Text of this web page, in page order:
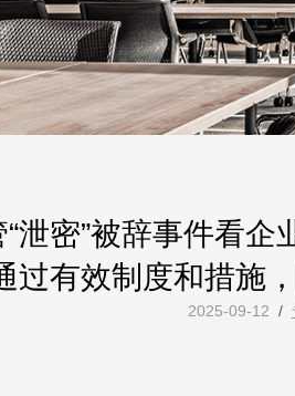
“泄密”被辞事件看
过有效制度和措施
2025-09-12 /